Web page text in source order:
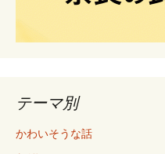
テーマ別
かわいそうな話